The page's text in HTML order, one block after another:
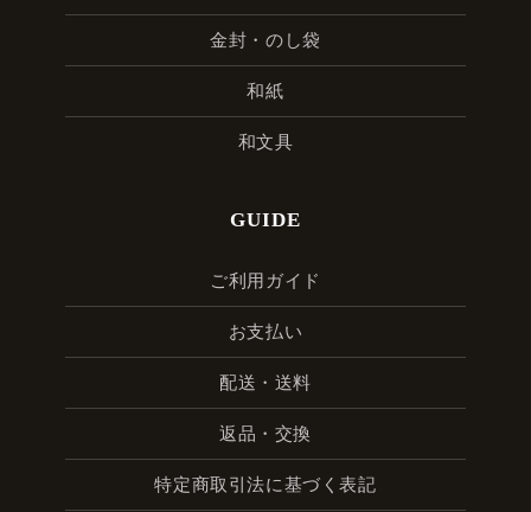
金封・のし袋
和紙
和文具
GUIDE
ご利用ガイド
お支払い
配送・送料
返品・交換
特定商取引法に基づく表記